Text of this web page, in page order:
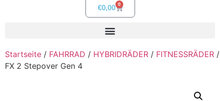
€0,00 0
Startseite / FAHRRAD / HYBRIDRÄDER / FITNESSRÄDER
FX 2 Stepover Gen 4